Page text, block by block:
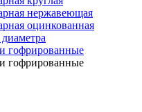
нержавеющая
оцинкованная
гофрированные
гофрированные